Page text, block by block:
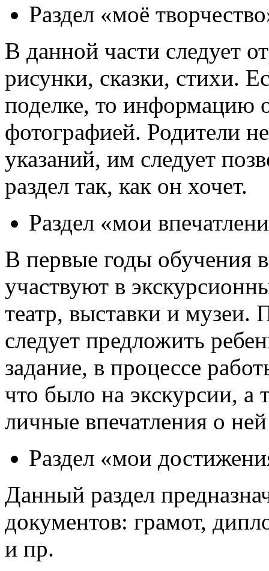
Раздел «моё
В данной части следует
рисунки, сказки, стихи.
поделке, то информацию
фотографией. Родители
указаний, им следует
раздел так, как он хочет.
Раздел «мои
В первые годы обучения
участвуют в
театр, выставки и музеи.
следует предложить
задание, в процессе
что было на экскурсии, а
личные впечатления о
Раздел «мои
Данный раздел
документов: грамот,
и пр.